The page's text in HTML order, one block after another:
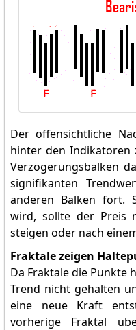
Der offensichtliche
hinter den Indikatoren
Verzögerungsbalken
signifikanten
anderen Balken fort.
wird, sollte der Preis
steigen oder nach
Fraktale zeigen
Da Fraktale die Punkte
Trend nicht gehalten
eine neue Kraft
vorherige Fraktal